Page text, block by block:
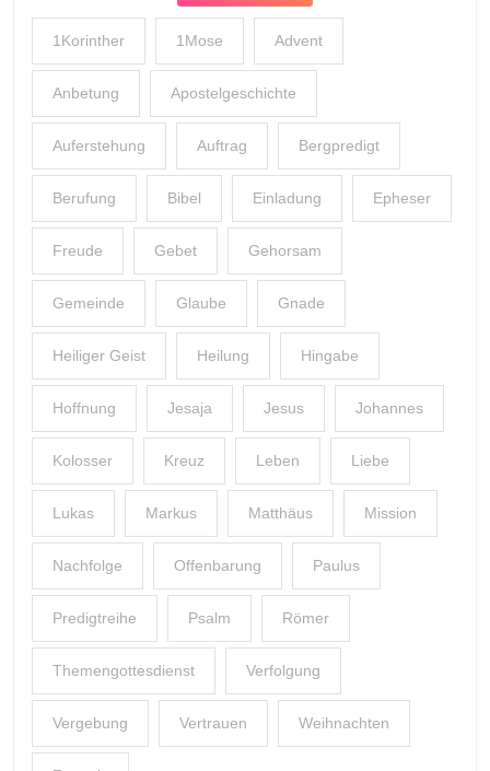
1Korinther 1Mose Advent
Anbetung Apostelgeschichte
Auferstehung Auftrag Bergpredigt
Berufung Bibel Einladung Epheser
Freude Gebet Gehorsam
Gemeinde Glaube Gnade
Heiliger Geist Heilung Hingabe
Hoffnung Jesaja Jesus Johannes
Kolosser Kreuz Leben Liebe
Lukas Markus Matthäus Mission
Nachfolge Offenbarung Paulus
Predigtreihe Psalm Römer
Themengottesdienst Verfolgung
Vergebung Vertrauen Weihnachten